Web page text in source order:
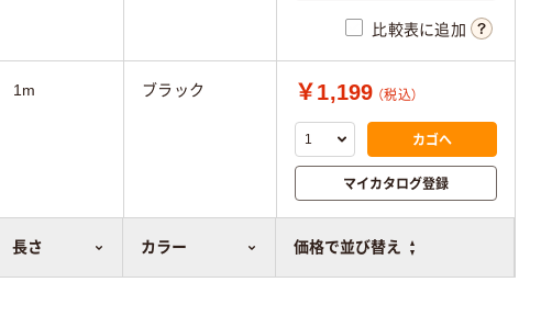
長さ カラー 価格で並び替え
比較表に追加
1m ブラック ￥1,199 （税込）
カゴへ
マイカタログ登録